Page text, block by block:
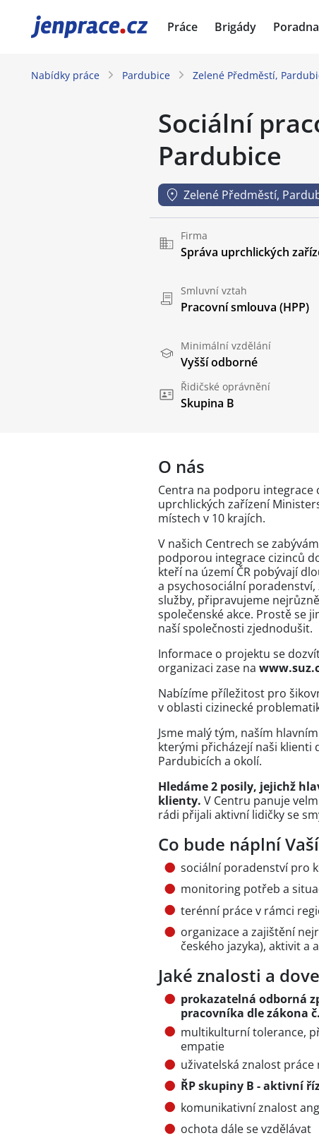
JenPráce.cz Práce Brigády Poradna
Nabídky práce Pardubice Zelené Předměstí,
Sociální
Pardubice
Zelené Předměstí,
Firma
Správa uprchlických
Smluvní vztah
Pracovní smlouva (HPP)
Minimální vzdělání
Vyšší odborné
Řidičské oprávnění
Skupina B
O nás
Centra na podporu integrace
uprchlických zařízení
místech v 10 krajích.
V našich Centrech se
podporou integrace cizinců
kteří na území ČR pobývají
a psychosociální
služby, připravujeme
společenské akce. Prostě se
naší společnosti zjednodušit.
Informace o projektu se
organizaci zase na
Nabízíme příležitost pro
v oblasti cizinecké
Jsme malý tým, naším
kterými přicházejí naši klienti
Pardubicích a okolí.
Hledáme 2 posily, jejichž
klienty. V Centru panuje
rádi přijali aktivní lidičky se
Co bude náplní
sociální poradenství pro
monitoring potřeb a
terénní práce v rámci
organizace a zajištění
českého jazyka), aktivit a
Jaké znalosti a
prokazatelná odborná
pracovníka dle zákona
multikulturní tolerance,
empatie
uživatelská znalost práce
ŘP skupiny B - aktivní
komunikativní znalost
ochota dále se vzdělávat